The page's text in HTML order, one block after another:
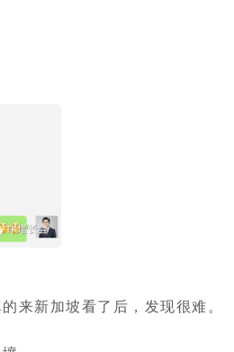
来新加坡看了后，发现很难。